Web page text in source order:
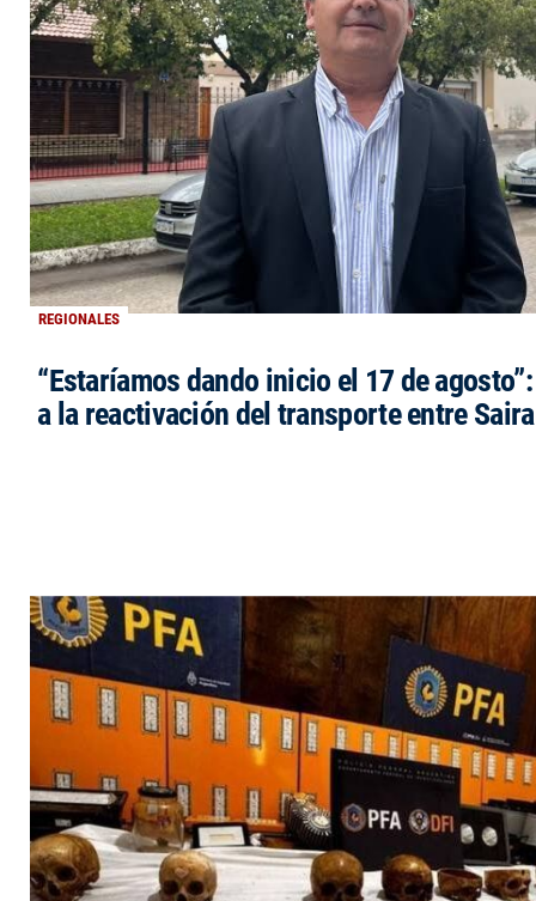
REGIONALES
“Estaríamos dando inicio el 17 de
a la reactivación del transporte entre